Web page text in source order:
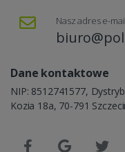
Nasz adres e-
Dane kontaktowe
NIP: 8512741577,
Kozia 18a, 70-791